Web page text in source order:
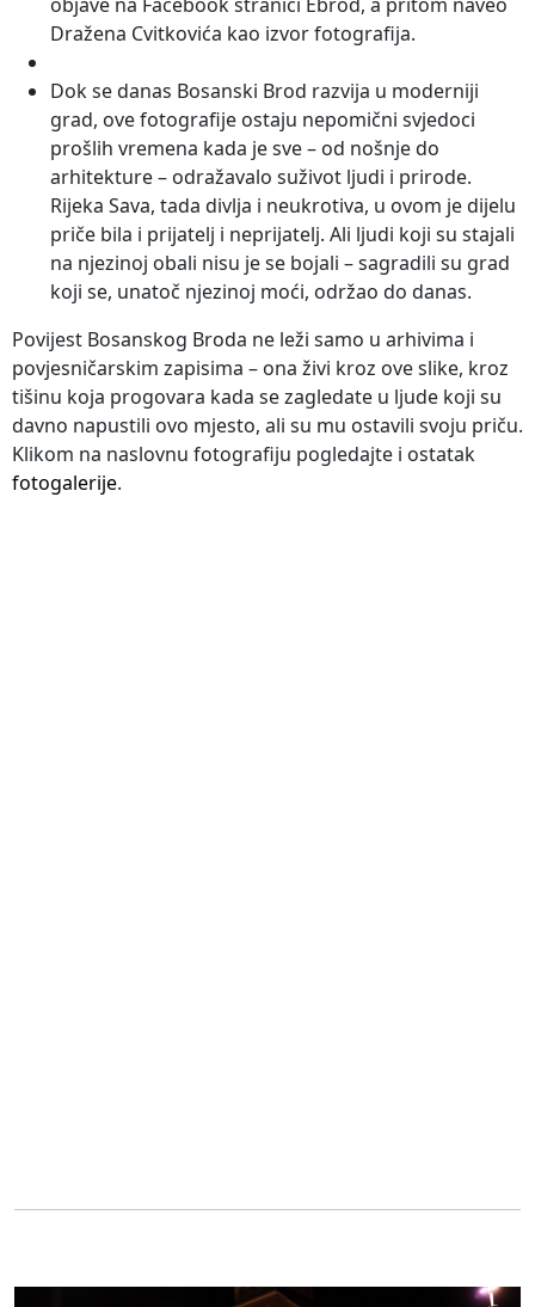
Dražena Cvitkovića kao izvor fotografija.
Dok se danas Bosanski Brod razvija u moderniji
grad, ove fotografije ostaju nepomični svjedoci
prošlih vremena kada je sve – od nošnje do
arhitekture – odražavalo suživot ljudi i prirode.
Rijeka Sava, tada divlja i neukrotiva, u ovom je dijelu
priče bila i prijatelj i neprijatelj. Ali ljudi koji su stajali
na njezinoj obali nisu je se bojali – sagradili su grad
koji se, unatoč njezinoj moći, održao do danas.
Povijest Bosanskog Broda ne leži samo u arhivima i
povjesničarskim zapisima – ona živi kroz ove slike, kroz
tišinu koja progovara kada se zagledate u ljude koji su
davno napustili ovo mjesto, ali su mu ostavili svoju priču.
Klikom na naslovnu fotografiju pogledajte i ostatak
fotogalerije.